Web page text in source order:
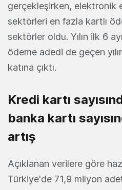
gerçekleşirken, elektronik
sektörleri en fazla kartlı
sektörler oldu. Yılın ilk 6
ödeme adedi de geçen
katına çıktı.
Kredi kartı
banka kartı
artış
Açıklanan verilere göre
Türkiye'de 71,9 milyon